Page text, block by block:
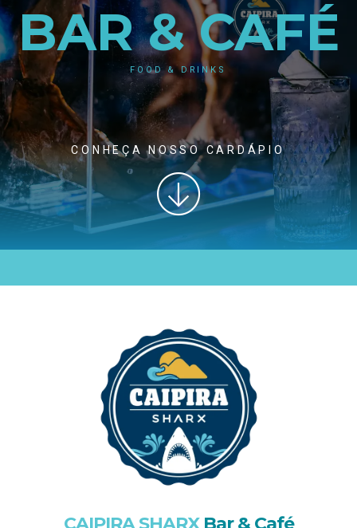
BAR & CAFÉ
FOOD & DRINKS
CONHEÇA NOSSO CARDÁPIO
CAIPIRA SHARXBar & Café